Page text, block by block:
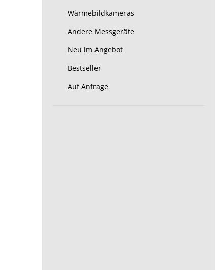
Wärmebildkameras
Andere Messgeräte
Neu im Angebot
Bestseller
Auf Anfrage